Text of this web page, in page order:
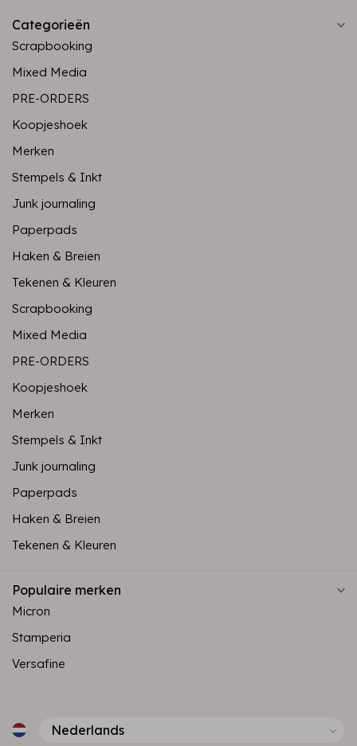
Categorieën
Scrapbooking
Mixed Media
PRE-ORDERS
Koopjeshoek
Merken
Stempels & Inkt
Junk journaling
Paperpads
Haken & Breien
Tekenen & Kleuren
Scrapbooking
Mixed Media
PRE-ORDERS
Koopjeshoek
Merken
Stempels & Inkt
Junk journaling
Paperpads
Haken & Breien
Tekenen & Kleuren
Populaire merken
Micron
Stamperia
Versafine